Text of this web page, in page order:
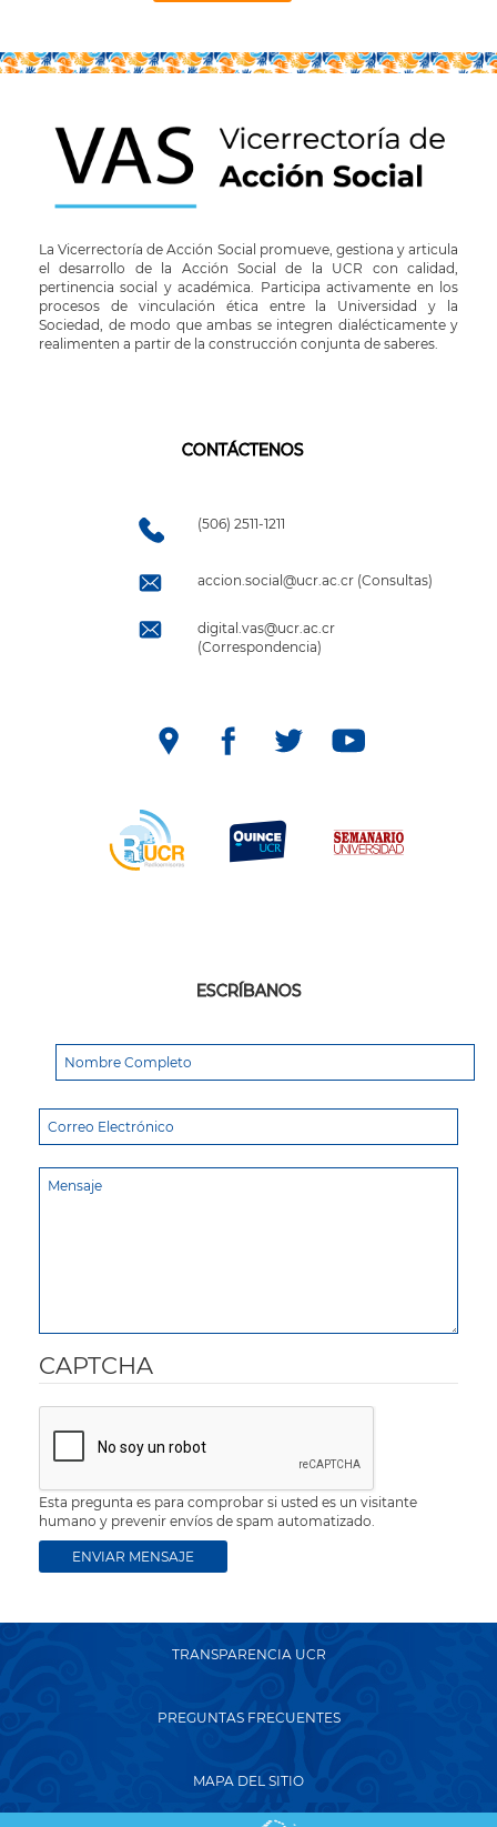
La Vicerrectoría de Acción Social promueve, gestiona y articula
el desarrollo de la Acción Social de la UCR con calidad,
pertinencia social y académica. Participa activamente en los
procesos de vinculación ética entre la Universidad y la
Sociedad, de modo que ambas se integren dialécticamente y
realimenten a partir de la construcción conjunta de saberes.
CONTÁCTENOS
(506) 2511-1211
accion.social@ucr.ac.cr (Consultas)
digital.vas@ucr.ac.cr
(Correspondencia)
ESCRÍBANOS
CAPTCHA
Esta pregunta es para comprobar si usted es un visitante
humano y prevenir envíos de spam automatizado.
TRANSPARENCIA UCR
PREGUNTAS FRECUENTES
MAPA DEL SITIO